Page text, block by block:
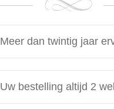
Meer dan twintig jaar
Uw bestelling altijd 2